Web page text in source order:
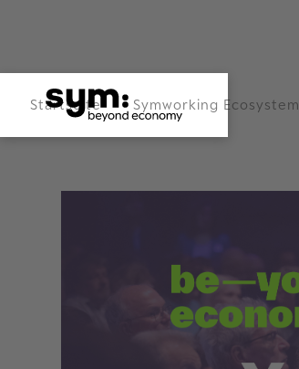
Startseite Symworking Ecosystem